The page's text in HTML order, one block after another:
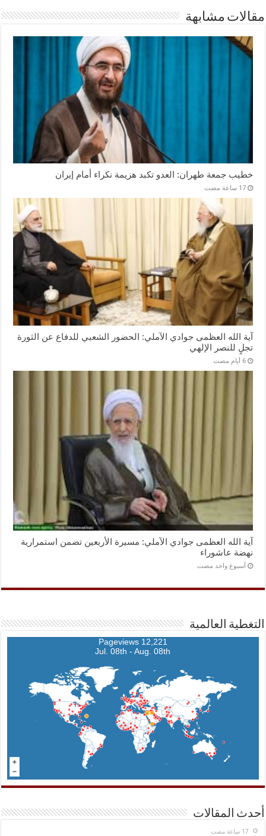
مقالات مشابهة
خطيب جمعة طهران: العدو تكبد هزيمة نكراء أمام إيران
‏17 ساعة مضت
آية الله العظمى جوادي الآملي: الحضور الشعبي للدفاع عن الثورة
تجلٍ للنصر الإلهي
‏6 أيام مضت
آية الله العظمى جوادي الآملي: مسيرة الأربعين تضمن استمرارية
نهضة عاشوراء
‏أسبوع واحد مضت
التغطية العالمية
12,221 Pageviews
Jul. 08th - Aug. 08th
أحدث المقالات